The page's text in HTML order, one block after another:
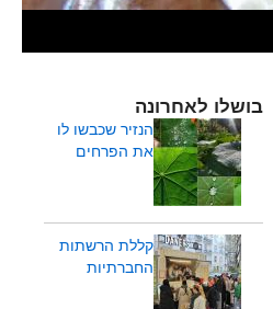
בושלו לאחרונה
הנזיר שכבשו לו
את הפרחים
קללת הרשתות
החברתיות